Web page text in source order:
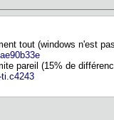
tout (windows n'est
pareil (15% de